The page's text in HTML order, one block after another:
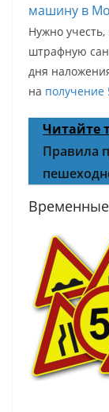
машину в
Нужно
штрафную
дня
на получение
Читайте
Правила
Временные